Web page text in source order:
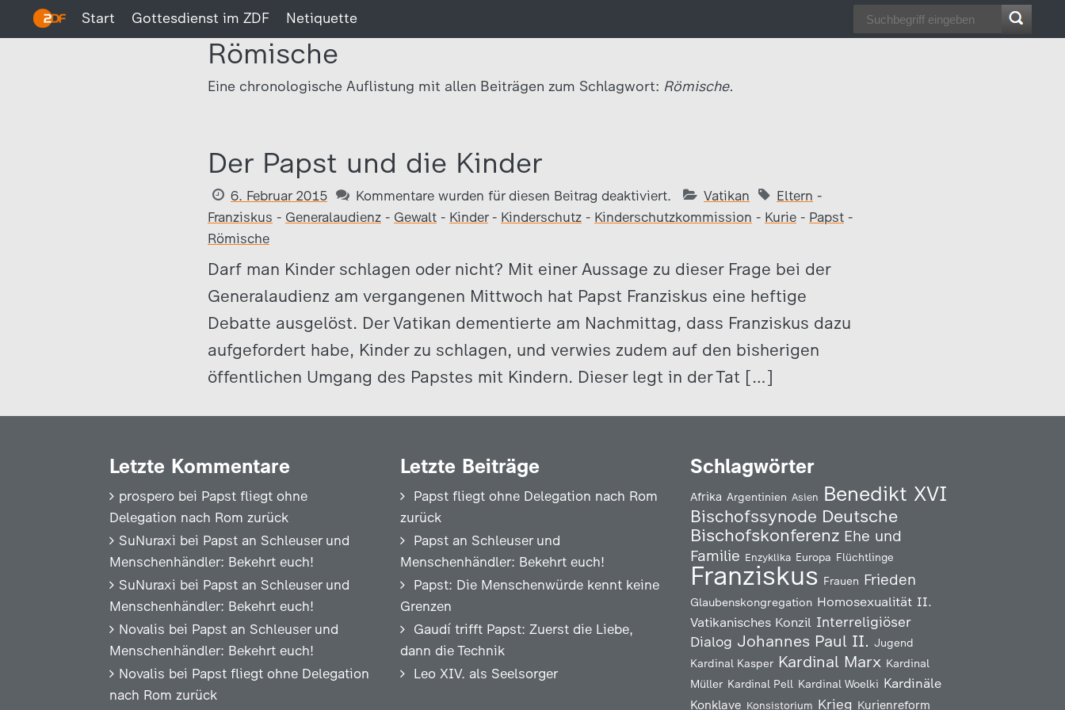
Start Gottesdienst im ZDF Netiquette
Römische
Eine chronologische Auflistung mit allen Beiträgen zum Schlagwort: Römische.
Der Papst und die Kinder
6. Februar 2015 Kommentare wurden für diesen Beitrag deaktiviert. Vatikan Eltern -
Franziskus - Generalaudienz - Gewalt - Kinder- Kinderschutz - Kinderschutzkommission - Kurie - Papst -
Römische
Darf man Kinder schlagen oder nicht? Mit einer Aussage zu dieser Frage bei der
Generalaudienz am vergangenen Mittwoch hat Papst Franziskus eine heftige
Debatte ausgelöst. Der Vatikan dementierte am Nachmittag, dass Franziskus dazu
aufgefordert habe, Kinder zu schlagen, und verwies zudem auf den bisherigen
öffentlichen Umgang des Papstes mit Kindern. Dieser legt in der Tat […]
Letzte Kommentare
prospero bei Papst fliegt ohne
Delegation nach Rom zurück
SuNuraxi bei Papst an Schleuser und
Menschenhändler: Bekehrt euch!
SuNuraxi bei Papst an Schleuser und
Menschenhändler: Bekehrt euch!
Novalis bei Papst an Schleuser und
Menschenhändler: Bekehrt euch!
Novalis bei Papst fliegt ohne Delegation
nach Rom zurück
Letzte Beiträge
Papst fliegt ohne Delegation nach Rom
zurück
Papst an Schleuser und
Menschenhändler: Bekehrt euch!
Papst: Die Menschenwürde kennt keine
Grenzen
Gaudí trifft Papst: Zuerst die Liebe,
dann die Technik
Leo XIV. als Seelsorger
Schlagwörter
Afrika Argentinien Asien Benedikt XVI
Bischofssynode Deutsche
Bischofskonferenz Ehe und
Familie Enzyklika Europa Flüchtlinge
Franziskus Frauen Frieden
Glaubenskongregation Homosexualität II.
Vatikanisches Konzil Interreligiöser
Dialog Johannes Paul II. Jugend
Kardinal Kasper Kardinal Marx Kardinal
Müller Kardinal Pell Kardinal Woelki Kardinäle
Konklave Konsistorium Krieg Kurienreform